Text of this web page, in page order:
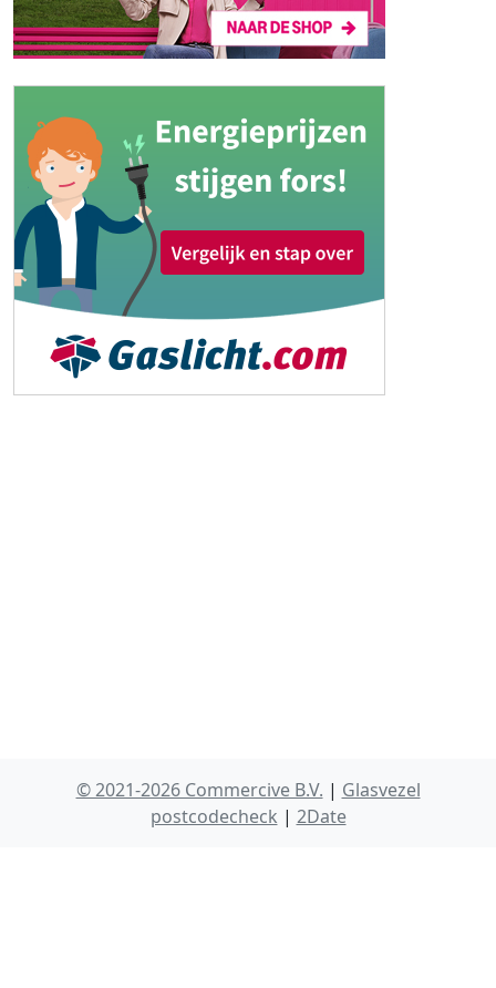
© 2021-2026 Commercive B.V. | Glasvezel
postcodecheck | 2Date